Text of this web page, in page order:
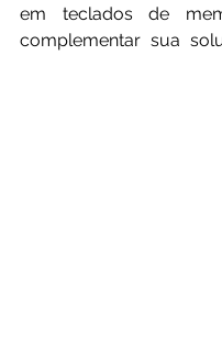
em teclados de
complementar sua